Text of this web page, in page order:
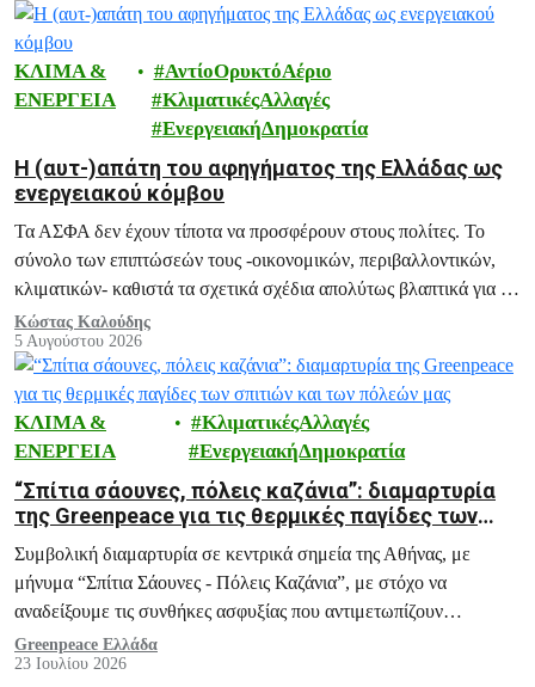
ΚΛΙΜΑ &
ΕΝΕΡΓΕΙΑ
ΑντίοΟρυκτόΑέριο
ΚλιματικέςΑλλαγές
ΕνεργειακήΔημοκρατία
H (αυτ-)απάτη του αφηγήματος της Ελλάδας ως
ενεργειακού κόμβου
Τα ΑΣΦΑ δεν έχουν τίποτα να προσφέρουν στους πολίτες. Το
σύνολο των επιπτώσεών τους -οικονομικών, περιβαλλοντικών,
κλιματικών- καθιστά τα σχετικά σχέδια απολύτως βλαπτικά για το
μέλλον της Ελλάδας.
Κώστας Καλούδης
5 Αυγούστου 2026
ΚΛΙΜΑ &
ΕΝΕΡΓΕΙΑ
ΚλιματικέςΑλλαγές
ΕνεργειακήΔημοκρατία
“Σπίτια σάουνες, πόλεις καζάνια”: διαμαρτυρία
της Greenpeace για τις θερμικές παγίδες των
σπιτιών και των πόλεών μας
Συμβολική διαμαρτυρία σε κεντρικά σημεία της Αθήνας, με
μήνυμα “Σπίτια Σάουνες - Πόλεις Καζάνια”, με στόχο να
αναδείξουμε τις συνθήκες ασφυξίας που αντιμετωπίζουν
εκατομμύρια πολίτες κάθε καλοκαίρι, και ειδικά σε περιόδους
καύσωνα, μέσα στα ίδια τους τα σπίτια.
Greenpeace Ελλάδα
23 Ιουλίου 2026